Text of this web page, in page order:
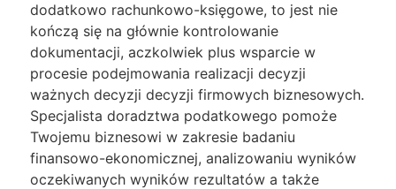
dodatkowo rachunkowo-księgowe, to jest nie
kończą się na głównie kontrolowanie
dokumentacji, aczkolwiek plus wsparcie w
procesie podejmowania realizacji decyzji
ważnych decyzji decyzji firmowych biznesowych.
Specjalista doradztwa podatkowego pomoże
Twojemu biznesowi w zakresie badaniu
finansowo-ekonomicznej, analizowaniu wyników
oczekiwanych wyników rezultatów a także